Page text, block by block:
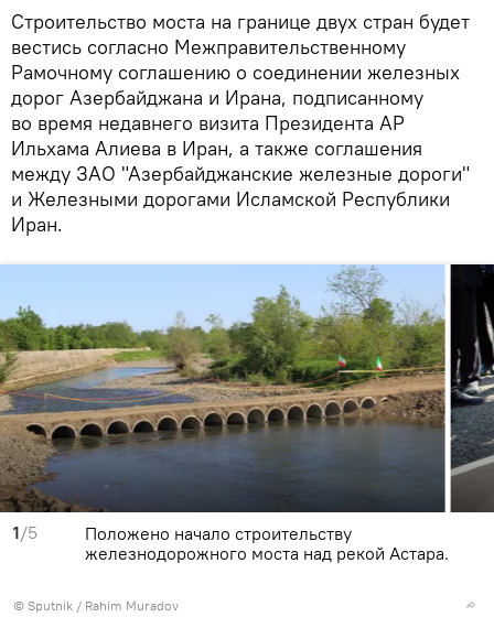
Строительство моста на границе двух стран будет
вестись согласно Межправительственному
Рамочному соглашению о соединении железных
дорог Азербайджана и Ирана, подписанному
во время недавнего визита Президента АР
Ильхама Алиева в Иран, а также соглашения
между ЗАО "Азербайджанские железные дороги"
и Железными дорогами Исламской Республики
Иран.
1/5
© Sputnik / Rahim Muradov
Положено начало строительству
железнодорожного моста над рекой Астара.